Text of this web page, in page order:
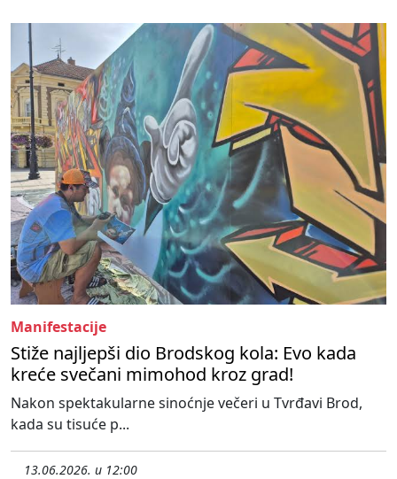
Manifestacije
Stiže najljepši dio Brodskog kola: Evo kada
kreće svečani mimohod kroz grad!
Nakon spektakularne sinoćnje večeri u Tvrđavi Brod,
kada su tisuće p...
13.06.2026. u 12:00